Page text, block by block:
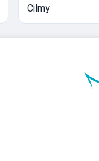
Cilmy